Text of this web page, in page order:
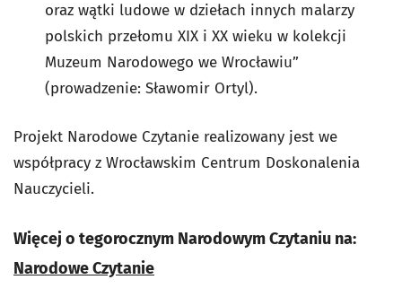
oraz wątki ludowe w dziełach innych malarzy
polskich przełomu XIX i XX wieku w kolekcji
Muzeum Narodowego we Wrocławiu”
(prowadzenie: Sławomir Ortyl).
Projekt Narodowe Czytanie realizowany jest we
współpracy z Wrocławskim Centrum Doskonalenia
Nauczycieli.
Więcej o tegorocznym Narodowym Czytaniu na:
Narodowe Czytanie